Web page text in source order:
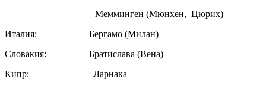
Мемминген (Мюнхен, Цюрих)
Италия: Бергамо (Милан)
Словакия: Братислава (Вена)
Кипр: Ларнака